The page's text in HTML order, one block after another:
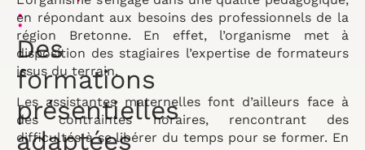
:
Des
formations
présentielles
adaptées
en répondant aux besoins des professionnels de la
région Bretonne. En effet, l’organisme met à
disposition des stagiaires l’expertise de formateurs
issus du terrain.
Les assistantes maternelles font d’ailleurs face à
des contraintes horaires, rencontrant des
difficultés à se libérer du temps pour se former. En